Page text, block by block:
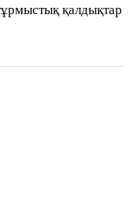
қалдықтар